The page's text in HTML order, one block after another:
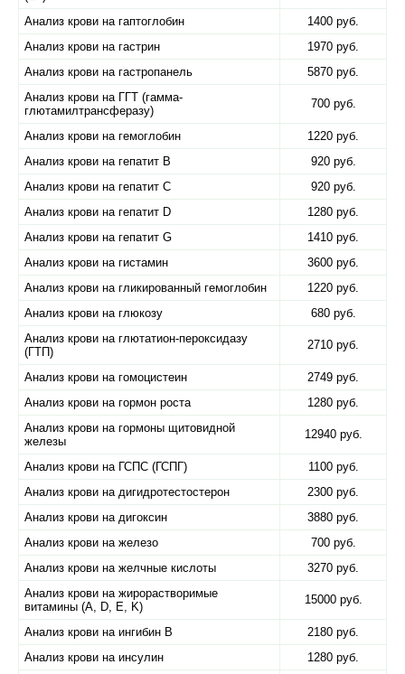
Анализ крови на гаптоглобин
1400 руб.
Анализ крови на гастрин
1970 руб.
Анализ крови на гастропанель
5870 руб.
Анализ крови на ГГТ (гамма-
глютамилтрансферазу)
700 руб.
Анализ крови на гемоглобин
1220 руб.
Анализ крови на гепатит B
920 руб.
Анализ крови на гепатит C
920 руб.
Анализ крови на гепатит D
1280 руб.
Анализ крови на гепатит G
1410 руб.
Анализ крови на гистамин
3600 руб.
Анализ крови на гликированный гемоглобин
1220 руб.
Анализ крови на глюкозу
680 руб.
Анализ крови на глютатион-пероксидазу
(ГТП)
2710 руб.
Анализ крови на гомоцистеин
2749 руб.
Анализ крови на гормон роста
1280 руб.
Анализ крови на гормоны щитовидной
железы
12940 руб.
Анализ крови на ГСПС (ГСПГ)
1100 руб.
Анализ крови на дигидротестостерон
2300 руб.
Анализ крови на дигоксин
3880 руб.
Анализ крови на железо
700 руб.
Анализ крови на желчные кислоты
3270 руб.
Анализ крови на жирорастворимые
витамины (A, D, E, K)
15000 руб.
Анализ крови на ингибин B
2180 руб.
Анализ крови на инсулин
1280 руб.